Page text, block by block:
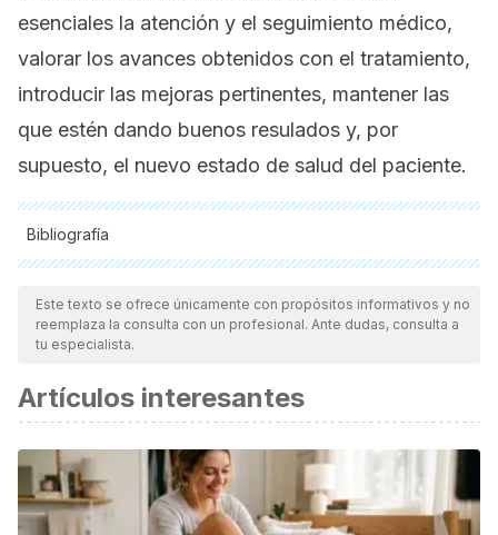
esenciales la atención y el seguimiento médico,
valorar los avances obtenidos con el tratamiento,
introducir las mejoras pertinentes, mantener las
que estén dando buenos resulados y, por
supuesto, el nuevo estado de salud del paciente.
Bibliografía
Todas las fuentes citadas fueron revisadas a profundidad por
nuestro equipo, para asegurar su calidad, confiabilidad,
vigencia y validez.La bibliografía de este artículo fue
científica.
Malagón-Valdez, J. (2006). Hidrocefalia congénita. In
Revista de Neurologia, p.
Nazar A, N., and NazarH, D. (1985). Hidrocefalia: patogenia
y fisiopatología. Revista Médica Hondureña53, 203–212.
Este texto se ofrece únicamente con propósitos informativos y no
reemplaza la consulta con un profesional. Ante dudas, consulta a
tu especialista.
Artículos interesantes